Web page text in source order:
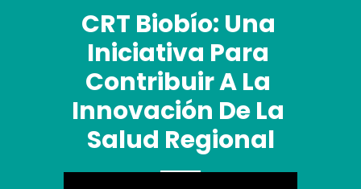
CRT Biobío: Una
Iniciativa Para
Contribuir A La
Innovación De La
Salud Regional